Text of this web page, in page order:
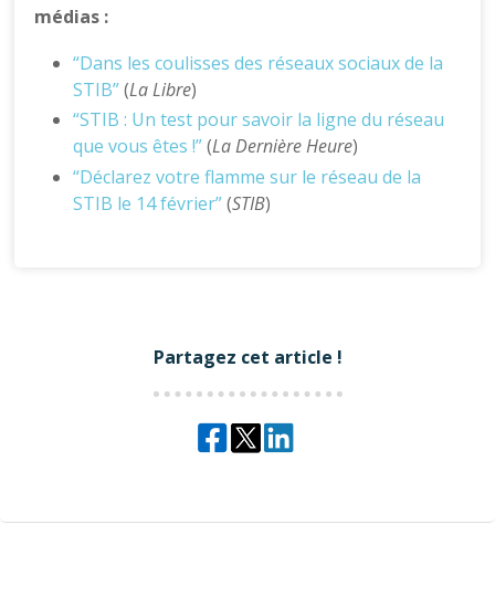
médias :
“Dans les coulisses des réseaux sociaux de la
STIB”(La Libre)
“STIB : Un test pour savoir la ligne du réseau
que vous êtes !”(La Dernière Heure)
“Déclarez votre flamme sur le réseau de la
STIB le 14 février”(STIB)
Partagez cet article !